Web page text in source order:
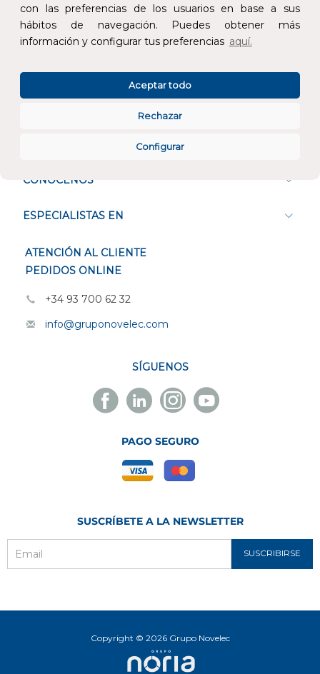
con las preferencias de los usuarios en base a sus
hábitos de navegación. Puedes obtener más
información y configurar tus preferencias aquí.
Configurar
Rechazar
Aceptar todo
Atención al cliente
CONÓCENOS
ESPECIALISTAS EN
ATENCIÓN AL CLIENTE
PEDIDOS ONLINE
+34 93 700 62 32
info@gruponovelec.com
SÍGUENOS
Facebook
Novelec
Linkedin
Novelec
Instagram
Novelec
Youtube
Novelec
PAGO SEGURO
SUSCRÍBETE A LA NEWSLETTER
SUSCRIBIRSE
Copyright © 2026 Grupo Novelec